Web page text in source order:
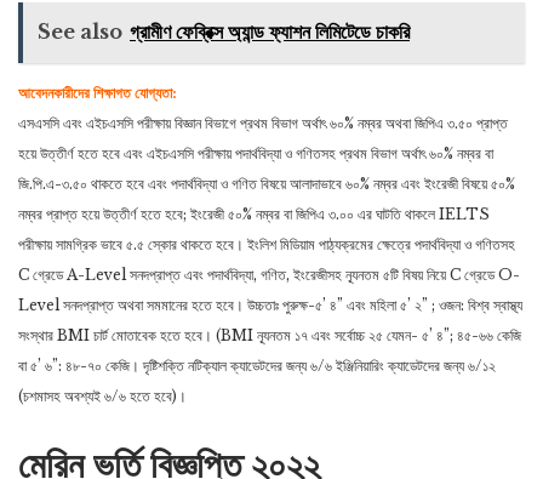
See also গ্রামীণ ফেব্রিক্স অ্যান্ড ফ্যাশন লিমিটেডে চাকরি
আবেদনকারীদের শিক্ষাগত যােগ্যতা:
এসএসসি এবং এইচএসসি পরীক্ষায় বিজ্ঞান বিভাগে প্রথম বিভাগ অর্থাৎ ৬০% নম্বর অথবা জিপিএ ৩.৫০ প্রাপ্ত
হয়ে উত্তীর্ণ হতে হবে এবং এইচএসসি পরীক্ষায় পদার্থবিদ্যা ও গণিতসহ প্রথম বিভাগ অর্থাৎ ৬০% নম্বর বা
জি.পি.এ-৩.৫০ থাকতে হবে এবং পদার্থবিদ্যা ও গণিত বিষয়ে আলাদাভাবে ৬০% নম্বর এবং ইংরেজী বিষয়ে ৫০%
নম্বর প্রাপ্ত হয়ে উত্তীর্ণ হতে হবে; ইংরেজী ৫০% নম্বর বা জিপিএ ৩.০০ এর ঘাটতি থাকলে IELTS
পরীক্ষায় সামগ্রিক ভাবে ৫.৫ স্কোর থাকতে হবে। ইংলিশ মিডিয়াম পাঠ্যক্রমের ক্ষেত্রে পদার্থবিদ্যা ও গণিতসহ
C গ্রেডে A-Level সনদপ্রাপ্ত এবং পদার্থবিদ্যা, গণিত, ইংরেজীসহ ন্যূনতম ৫টি বিষয় নিয়ে C গ্রেডে O-
Level সনদপ্রাপ্ত অথবা সমমানের হতে হবে। উচ্চতাঃ পুরুক্ষ-৫’ ৪” এবং মহিলা ৫’ ২” ; ওজন: বিশ্ব স্বাস্থ্য
সংস্থার BMI চার্ট মােতাবেক হতে হবে। (BMI নূ্যনতম ১৭ এবং সর্বোচ্চ ২৫ যেমন- ৫’ ৪”; ৪৫-৬৬ কেজি
বা ৫’ ৬”: ৪৮-৭০ কেজি। দৃষ্টিশক্তি নটিক্যাল ক্যাডেটদের জন্য ৬/৬ ইঞ্জিনিয়ারিং ক্যাডেটদের জন্য ৬/১২
(চশমাসহ অবশ্যই ৬/৬ হতে হবে)।
মেরিন ভর্তি বিজ্ঞপ্তি ২০২২